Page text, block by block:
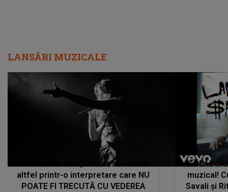
LANSĂRI MUZICALE
De această dată, "Dilaila" se simte
altfel printr-o interpretare care NU
POATE FI TRECUTĂ CU VEDEREA
muzical!
Savali și